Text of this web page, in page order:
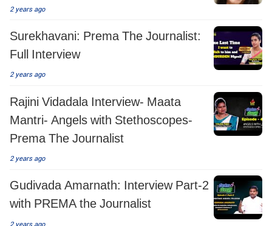
2 years ago
Surekhavani: Prema The Journalist:
Full Interview
2 years ago
Rajini Vidadala Interview- Maata
Mantri- Angels with Stethoscopes-
Prema The Journalist
2 years ago
Gudivada Amarnath: Interview Part-2
with PREMA the Journalist
2 years ago